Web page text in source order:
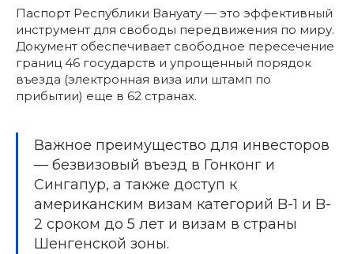
Паспорт Республики Вануату — это эффективный
инструмент для свободы передвижения по миру.
Документ обеспечивает свободное пересечение
границ 46 государств и упрощенный порядок
въезда (электронная виза или штамп по
прибытии) еще в 62 странах.
Важное преимущество для инвесторов
— безвизовый въезд в Гонконг и
Сингапур, а также доступ к
американским визам категорий B-1 и B-
2 сроком до 5 лет и визам в страны
Шенгенской зоны.